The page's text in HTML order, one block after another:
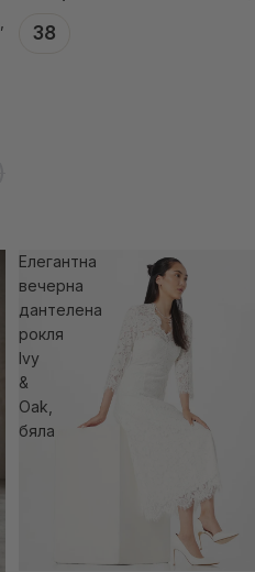
38
Елегантна
вечерна
дантелена
рокля
Ivy
&
Oak,
бяла